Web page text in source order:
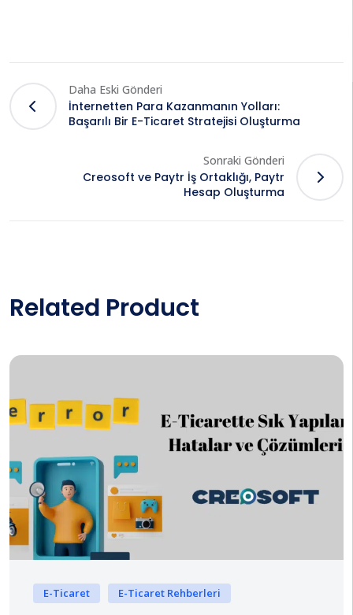
Daha Eski Gönderi
İnternetten Para Kazanmanın Yolları:
Başarılı Bir E-Ticaret Stratejisi Oluşturma
Sonraki Gönderi
Creosoft ve Paytr İş Ortaklığı, Paytr
Hesap Oluşturma
Related Product
E-Ticaret E-Ticaret Rehberleri